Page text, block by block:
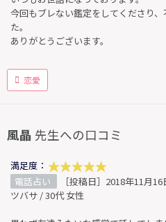
今回もブレない鑑定をしてくださり
た。
ありがとうございます。
恋愛
風晶 先生への口コミ
満足度：
電話占い
［投稿日］2018年11月16
ツバサ / 30代 女性